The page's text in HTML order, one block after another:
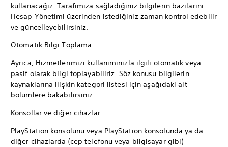
kullanacağız. Tarafımıza sağladığınız bilgilerin bazılarını
Hesap Yönetimi üzerinden istediğiniz zaman kontrol edebilir
ve güncelleyebilirsiniz.
Otomatik Bilgi Toplama
Ayrıca, Hizmetlerimizi kullanımınızla ilgili otomatik veya
pasif olarak bilgi toplayabiliriz. Söz konusu bilgilerin
kaynaklarına ilişkin kategori listesi için aşağıdaki alt
bölümlere bakabilirsiniz.
Konsollar ve diğer cihazlar
PlayStation konsolunu veya PlayStation konsolunda ya da
diğer cihazlarda (cep telefonu veya bilgisayar gibi)